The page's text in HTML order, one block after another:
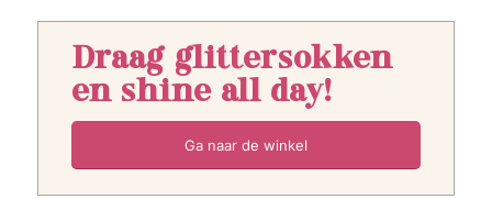
Draag glittersokken
en shine all day!
Ga naar de winkel